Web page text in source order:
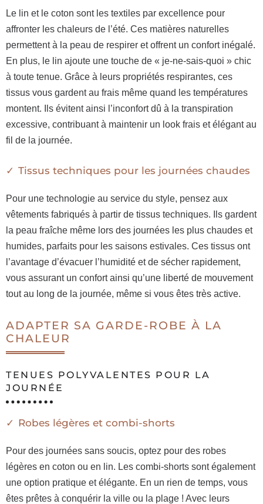
Le lin et le coton sont les textiles par excellence pour
affronter les chaleurs de l’été. Ces matières naturelles
permettent à la peau de respirer et offrent un confort inégalé.
En plus, le lin ajoute une touche de « je-ne-sais-quoi » chic
à toute tenue. Grâce à leurs propriétés respirantes, ces
tissus vous gardent au frais même quand les températures
montent. Ils évitent ainsi l’inconfort dû à la transpiration
excessive, contribuant à maintenir un look frais et élégant au
fil de la journée.
Tissus techniques pour les journées chaudes
Pour une technologie au service du style, pensez aux
vêtements fabriqués à partir de tissus techniques. Ils gardent
la peau fraîche même lors des journées les plus chaudes et
humides, parfaits pour les saisons estivales. Ces tissus ont
l’avantage d’évacuer l’humidité et de sécher rapidement,
vous assurant un confort ainsi qu’une liberté de mouvement
tout au long de la journée, même si vous êtes très active.
ADAPTER SA GARDE-ROBE À LA
CHALEUR
TENUES POLYVALENTES POUR LA
JOURNÉE
Robes légères et combi-shorts
Pour des journées sans soucis, optez pour des robes
légères en coton ou en lin. Les combi-shorts sont également
une option pratique et élégante. En un rien de temps, vous
êtes prêtes à conquérir la ville ou la plage ! Avec leurs